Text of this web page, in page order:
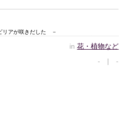
リアが咲きだした －
in花・植物など
- | -